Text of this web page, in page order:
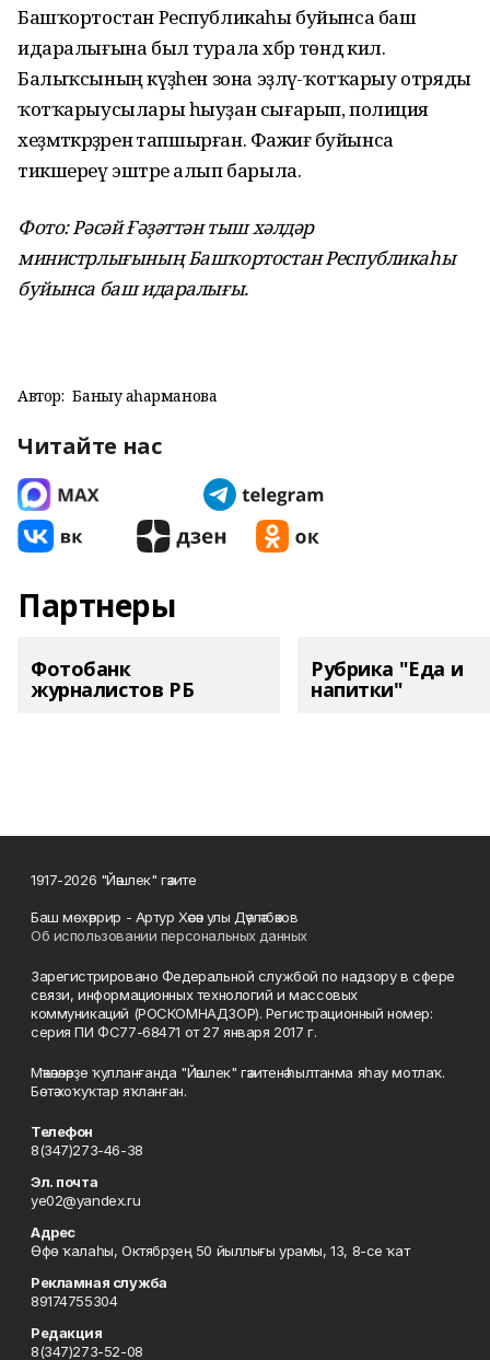
Башҡортостан Республикаһы буйынса баш
идаралығына был турала хәбәр төндә килә.
Балыҡсының кәүҙәһен зона эҙләү-ҡотҡарыу отряды
ҡотҡарыусылары һыуҙан сығарып, полиция
хеҙмәткәрҙәренә тапшырған. Фажиғә буйынса
тикшереү эштәре алып барыла.
Фото: Рәсәй Ғәҙәттән тыш хәлдәр
министрлығының Башҡортостан Республикаһы
буйынса баш идаралығы.
Автор: Баныу Ҡаһарманова
Читайте нас
Партнеры
Фотобанк
журналистов РБ
Рубрика "Еда и
напитки"
1917-2026 "Йәшлек" гәзите
Баш мөхәррир - Артур Хәсән улы Дәүләтбәков
Об использовании персональных данных
Зарегистрировано Федеральной службой по надзору в сфере
связи, информационных технологий и массовых
коммуникаций (РОСКОМНАДЗОР). Регистрационный номер:
серия ПИ ФС77-68471 от 27 января 2017 г.
Мәҡәләләрҙе ҡулланғанда "Йәшлек" гәзитенә һылтанма яһау мотлаҡ.
Бөтә хоҡуҡтар яҡланған.
Телефон
8(347)273-46-38
Эл. почта
ye02@yandex.ru
Адрес
Өфө ҡалаһы, Октябрҙең 50 йыллығы урамы, 13, 8-се ҡат
Рекламная служба
89174755304
Редакция
8(347)273-52-08